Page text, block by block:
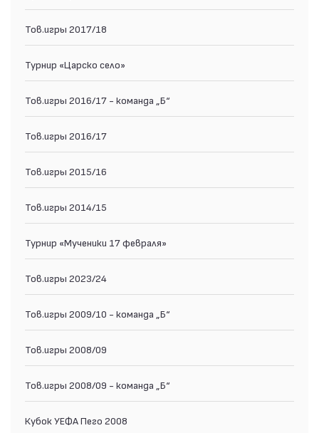
Тов.игры 2017/18
Турнир «Царско село»
Тов.игры 2016/17 - команда „Б“
Тов.игры 2016/17
Тов.игры 2015/16
Тов.игры 2014/15
Турнир «Мученики 17 февраля»
Тов.игры 2023/24
Тов.игры 2009/10 - команда „Б“
Тов.игры 2008/09
Тов.игры 2008/09 - команда „Б“
Кубок УЕФА Пего 2008